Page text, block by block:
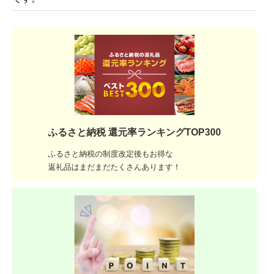
ふるさと納税 還元率ランキングTOP300
ふるさと納税の制度改定後もお得な
返礼品はまだまだたくさんあります！